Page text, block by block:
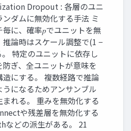
Dropout : 各層のユニ
ンダムに無効化する手法 ミ
毎に、確率𝑝でユニットを無
推論時はスケール調整で(1 −
特定のユニットに依存し
防ぎ、全ユニットが意味を
造にする。 複数経路で推論
うになるためアンサンブル
まれる。 重みを無効化する
や残差層を無効化する
などの派生がある。 21